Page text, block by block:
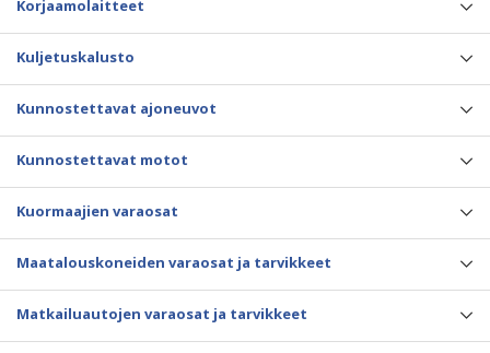
Korjaamolaitteet
Kuljetuskalusto
Kunnostettavat ajoneuvot
Kunnostettavat motot
Kuormaajien varaosat
Maatalouskoneiden varaosat ja tarvikkeet
Matkailuautojen varaosat ja tarvikkeet